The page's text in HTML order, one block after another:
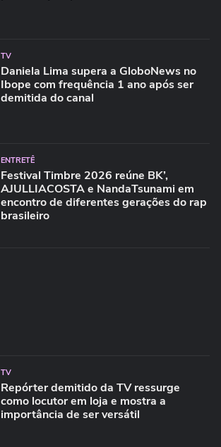
TV
Daniela Lima supera a GloboNews no
Ibope com frequência 1 ano após ser
demitida do canal
ENTRETÊ
Festival Timbre 2026 reúne BK’,
AJULLIACOSTA e NandaTsunami em
encontro de diferentes gerações do rap
brasileiro
TV
Repórter demitido da TV ressurge
como locutor em loja e mostra a
importância de ser versátil